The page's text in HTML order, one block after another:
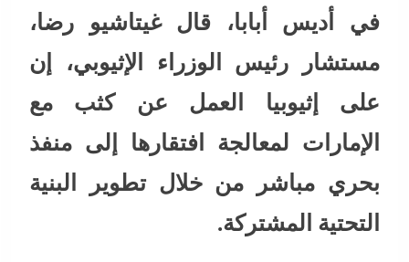
في أديس أبابا، قال غيتاشيو رضا،
مستشار رئيس الوزراء الإثيوبي، إن
على إثيوبيا العمل عن كثب مع
الإمارات لمعالجة افتقارها إلى منفذ
بحري مباشر من خلال تطوير البنية
التحتية المشتركة.